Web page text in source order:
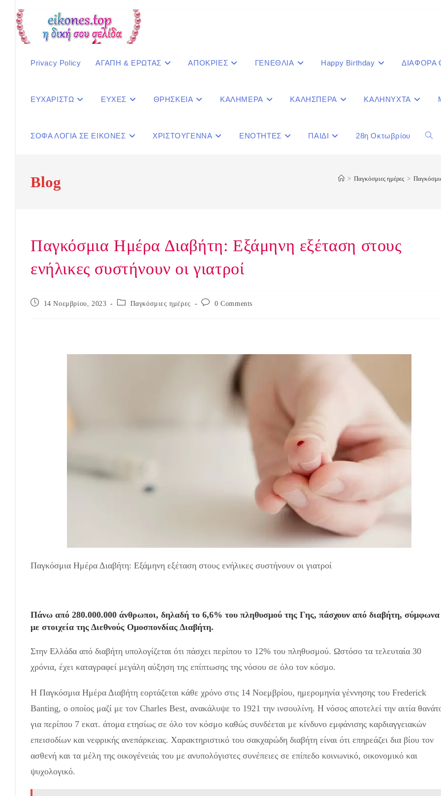
content
Privacy Policy ΑΓΑΠΗ & ΕΡΩΤΑΣ ΑΠΟΚΡΙΕΣ ΓΕΝΕΘΛΙΑ Happy Birthday ΔΙΑΦΟΡΑ
ΕΥΧΑΡΙΣΤΩ ΕΥΧΕΣ ΘΡΗΣΚΕΙΑ ΚΑΛΗΜΕΡΑ ΚΑΛΗΣΠΕΡΑ ΚΑΛΗΝΥΧΤΑ
ΣΟΦΑ ΛΟΓΙΑ ΣΕ ΕΙΚΟΝΕΣ ΧΡΙΣΤΟΥΓΕΝΝΑ ΕΝΟΤΗΤΕΣ ΠΑΙΔΙ 28η Οκτωβρίου
Blog > Παγκόσμιες ημέρες >
Παγκόσμια Ημέρα Διαβήτη: Εξάμηνη εξέταση στους
ενήλικες συστήνουν οι γιατροί
Post
14 Νοεμβρίου, 2023
Post
Παγκόσμιες ημέρες
Post 0 Comments
Παγκόσμια Ημέρα Διαβήτη: Εξάμηνη εξέταση στους ενήλικες συστήνουν οι γιατροί
Πάνω από 280.000.000 άνθρωποι, δηλαδή το 6,6% του πληθυσμού της Γης, πάσχουν από διαβήτη, σύμφωνα
με στοιχεία της Διεθνούς Ομοσπονδίας Διαβήτη.
Στην Ελλάδα από διαβήτη υπολογίζεται ότι πάσχει περίπου το 12% του πληθυσμού. Ωστόσο τα τελευταία 30
χρόνια, έχει καταγραφεί μεγάλη αύξηση της επίπτωσης της νόσου σε όλο τον κόσμο.
Η Παγκόσμια Ημέρα Διαβήτη εορτάζεται κάθε χρόνο στις 14 Νοεμβρίου, ημερομηνία γέννησης του Frederick
Banting, ο οποίος μαζί με τον Charles Best, ανακάλυψε το 1921 την ινσουλίνη. Η νόσος αποτελεί την αιτία
για περίπου 7 εκατ. άτομα ετησίως σε όλο τον κόσμο καθώς συνδέεται με κίνδυνο εμφάνισης καρδιαγγειακών
επεισοδίων και νεφρικής ανεπάρκειας. Χαρακτηριστικό του σακχαρώδη διαβήτη είναι ότι επηρεάζει δια βίου τον
ασθενή και τα μέλη της οικογένειάς του με ανυπολόγιστες συνέπειες σε επίπεδο κοινωνικό, οικονομικό και
ψυχολογικό.